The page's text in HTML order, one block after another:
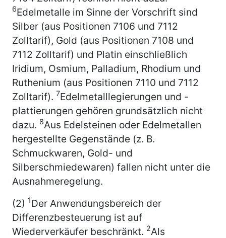
6Edelmetalle im Sinne der Vorschrift sind
Silber (aus Positionen 7106 und 7112
Zolltarif), Gold (aus Positionen 7108 und
7112 Zolltarif) und Platin einschließlich
Iridium, Osmium, Palladium, Rhodium und
Ruthenium (aus Positionen 7110 und 7112
Zolltarif). 7Edelmetalllegierungen und -
plattierungen gehören grundsätzlich nicht
dazu. 8Aus Edelsteinen oder Edelmetallen
hergestellte Gegenstände (z. B.
Schmuckwaren, Gold- und
Silberschmiedewaren) fallen nicht unter die
Ausnahmeregelung.
(2) 1Der Anwendungsbereich der
Differenzbesteuerung ist auf
Wiederverkäufer beschränkt. 2Als